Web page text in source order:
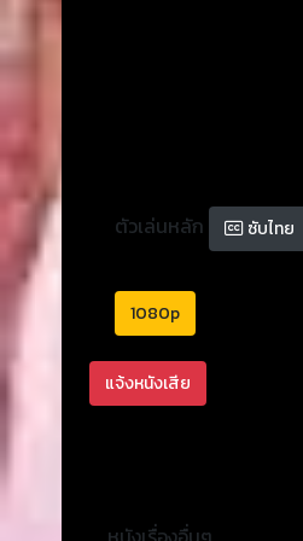
ตัวเล่นหลัก ซับไทย
1080p
แจ้งหนังเสีย